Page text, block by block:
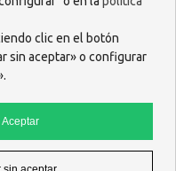
clic en el botón
sin aceptar» o configurar
Aceptar